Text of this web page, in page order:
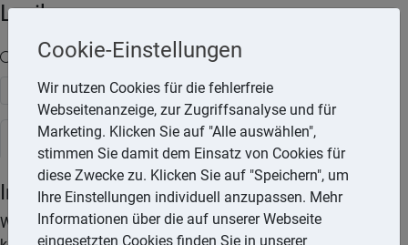
Lexika
Volltext-Suche in den Lexika
Suchen
Steuerlexikon
Immobilien
Werden Immobilien zur Erzielung von Einkünften genutzt,
Cookie-Einstellungen
Wir nutzen Cookies für die fehlerfreie
Webseitenanzeige, zur Zugriffsanalyse und für
Marketing. Klicken Sie auf "Alle auswählen",
stimmen Sie damit dem Einsatz von Cookies für
diese Zwecke zu. Klicken Sie auf "Speichern", um
Ihre Einstellungen individuell anzupassen. Mehr
Informationen über die auf unserer Webseite
eingesetzten Cookies finden Sie in unserer